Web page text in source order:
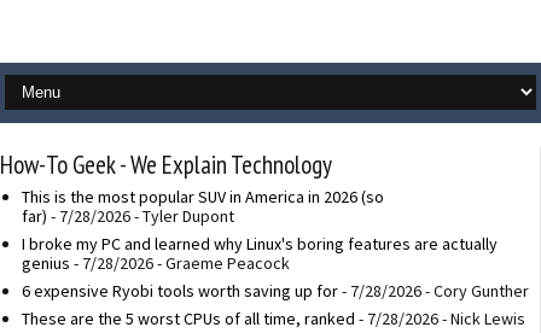
How-To Geek - We Explain Technology
This is the most popular SUV in America in 2026 (so
far) - 7/28/2026- Tyler Dupont
I broke my PC and learned why Linux's boring features are actually
genius - 7/28/2026- Graeme Peacock
6 expensive Ryobi tools worth saving up for- 7/28/2026- Cory Gunther
These are the 5 worst CPUs of all time, ranked - 7/28/2026- Nick Lewis